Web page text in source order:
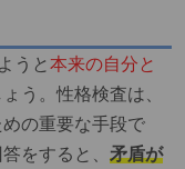
うと 本来の自分と
う。性格検査は、
の重要な手段で
をすると、 矛盾が